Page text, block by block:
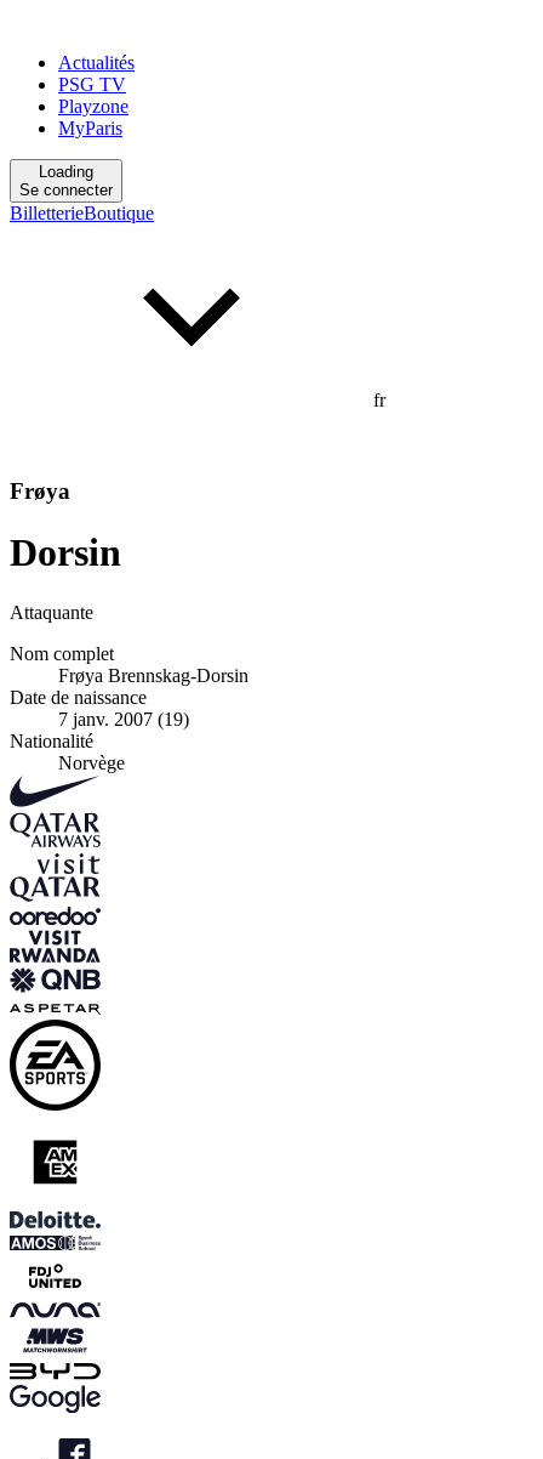
Actualités
PSG TV
Playzone
MyParis
Loading
Se connecter
BilletterieBoutique
fr
Frøya
Dorsin
Attaquante
Nom complet
Frøya Brennskag-Dorsin
Date de naissance
7 janv. 2007 (19)
Nationalité
Norvège